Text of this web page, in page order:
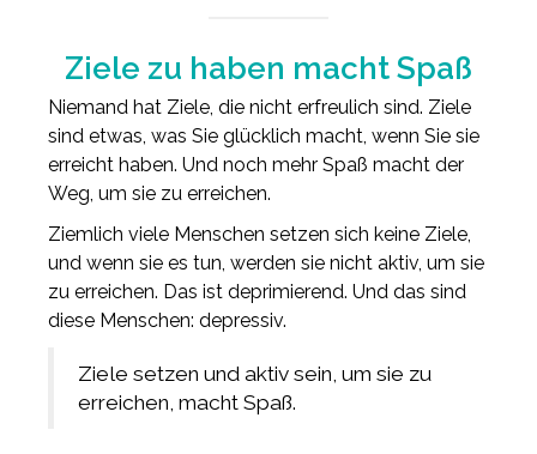
Ziele zu haben macht Spaß
Niemand hat Ziele, die nicht erfreulich sind. Ziele
sind etwas, was Sie glücklich macht, wenn Sie sie
erreicht haben. Und noch mehr Spaß macht der
Weg, um sie zu erreichen.
Ziemlich viele Menschen setzen sich keine Ziele,
und wenn sie es tun, werden sie nicht aktiv, um sie
zu erreichen. Das ist deprimierend. Und das sind
diese Menschen: depressiv.
Ziele setzen und aktiv sein, um sie zu
erreichen, macht Spaß.